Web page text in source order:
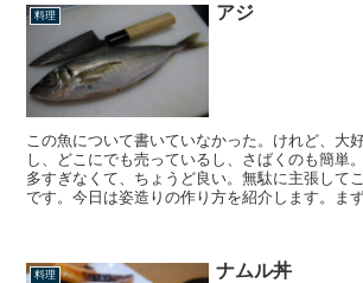
料理 アジ
この魚について書いていなかった。けれど、大
し、どこにでも売っているし、さばくのも簡単
多すぎなくて、ちょうど良い。無駄に主張して
です。今日は姿造りの作り方を紹介します。ま
料理 ナムル丼